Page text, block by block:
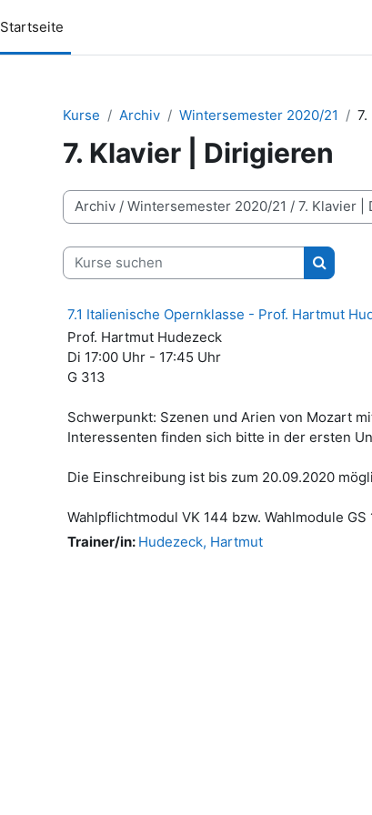
Startseite
Kurse Archiv Wintersemester 2020/21
7. Klavier | Dirigieren
Kursbereiche
Kurse suchen
Kurse
7.1 Italienische Opernklasse - Prof. Hartmut
Prof. Hartmut Hudezeck
Di 17:00 Uhr - 17:45 Uhr
G 313
Schwerpunkt: Szenen und Arien von Mozart
Interessenten finden sich bitte in der ersten
Die Einschreibung ist bis zum 20.09.2020
Wahlpflichtmodul VK 144 bzw. Wahlmodule GS
Trainer/in: Hudezeck, Hartmut